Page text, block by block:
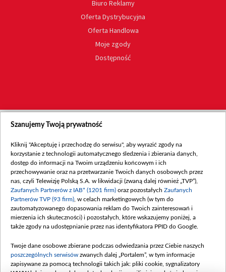
Biuro Reklamy
Oferta Dystrybucyjna
Oferta Handlowa
Moje zgody
Dostępność
Szanujemy Twoją prywatność
Kliknij "Akceptuję i przechodzę do serwisu", aby wyrazić zgody na
korzystanie z technologii automatycznego śledzenia i zbierania danych,
dostęp do informacji na Twoim urządzeniu końcowym i ich
przechowywanie oraz na przetwarzanie Twoich danych osobowych przez
nas, czyli Telewizję Polską S.A. w likwidacji (zwaną dalej również „TVP”),
Zaufanych Partnerów z IAB* (1201 firm) oraz pozostałych Zaufanych
Partnerów TVP (93 firm) , w celach marketingowych (w tym do
zautomatyzowanego dopasowania reklam do Twoich zainteresowań i
mierzenia ich skuteczności) i pozostałych, które wskazujemy poniżej, a
także zgody na udostępnianie przez nas identyfikatora PPID do Google.
Twoje dane osobowe zbierane podczas odwiedzania przez Ciebie naszych
poszczególnych serwisów zwanych dalej „Portalem”, w tym informacje
zapisywane za pomocą technologii takich jak: pliki cookie, sygnalizatory